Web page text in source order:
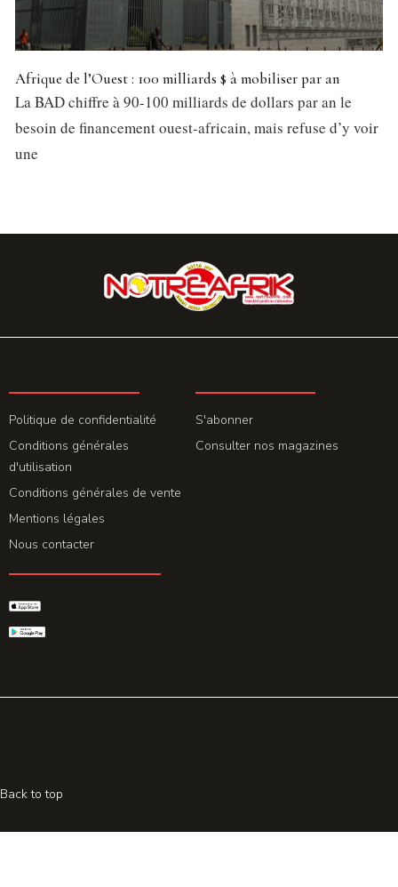
Afrique de l’Ouest : 100 milliards $ à mobiliser par an
La BAD chiffre à 90-100 milliards de dollars par an le
besoin de financement ouest-africain, mais refuse d’y voir
une
Politique de confidentialité
Conditions générales
d'utilisation
Conditions générales de vente
Mentions légales
Nous contacter
S'abonner
Consulter nos magazines
Back to top